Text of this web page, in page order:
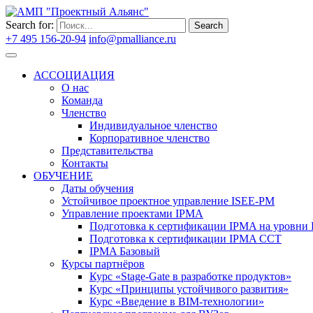
Search for: Search
+7 495 156-20-94 info@pmalliance.ru
АССОЦИАЦИЯ
О нас
Команда
Членство
Индивидуальное членство
Корпоративное членство
Представительства
Контакты
ОБУЧЕНИЕ
Даты обучения
Устойчивое проектное управление ISEE-PM
Управление проектами IPMA
Подготовка к сертификации IPMA на уровни
Подготовка к сертификации IPMA CCT
IPMA Базовый
Курсы партнёров
Курс «Stage-Gate в разработке продуктов»
Курс «Принципы устойчивого развития»
Курс «Введение в BIM-технологии»